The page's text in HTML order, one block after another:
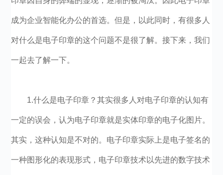
成为企业智能化办公的首选。但是，以此同时，有很多人
对什么是电子印章的这个问题不是很了解。接下来，我们
一起去了解一下。
1.什么是电子印章？其实很多人对电子印章的认知有
一定的误会，认为电子印章就是实体印章的电子化图片。
其实，这种认知是不对的。电子印章实际上是电子签名的
一种图形化的表现形式，电子印章技术以先进的数字技术